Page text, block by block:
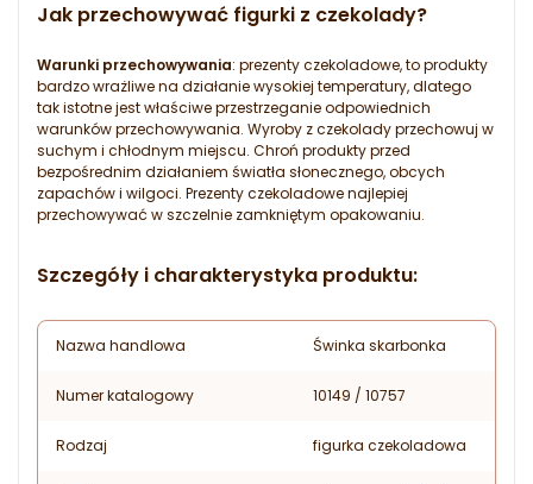
Jak przechowywać figurki z czekolady?
Warunki przechowywania: prezenty czekoladowe, to produkty
bardzo wrażliwe na działanie wysokiej temperatury, dlatego
tak istotne jest właściwe przestrzeganie odpowiednich
warunków przechowywania. Wyroby z czekolady przechowuj w
suchym i chłodnym miejscu. Chroń produkty przed
bezpośrednim działaniem światła słonecznego, obcych
zapachów i wilgoci. Prezenty czekoladowe najlepiej
przechowywać w szczelnie zamkniętym opakowaniu.
Szczegóły i charakterystyka produktu:
Nazwa handlowa Świnka skarbonka
Numer katalogowy 10149 / 10757
Rodzaj figurka czekoladowa